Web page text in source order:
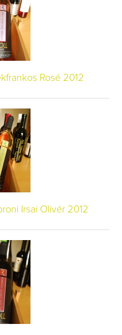
Rosé 2012
Irsai Olivér 2012